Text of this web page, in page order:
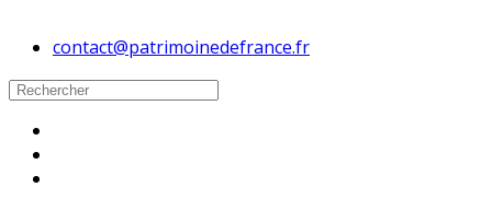
contact@patrimoinedefrance.fr